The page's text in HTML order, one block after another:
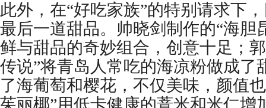
此外，在“好吃家族”的特别请求下
最后一道甜品。帅晓剑制作的“海胆
鲜与甜品的奇妙组合，创意十足；
传说”将青岛人常吃的海凉粉做成了
了海葡萄和樱花，不仅美味，颜值
茱丽椰”用低卡健康的薏米和米仁增